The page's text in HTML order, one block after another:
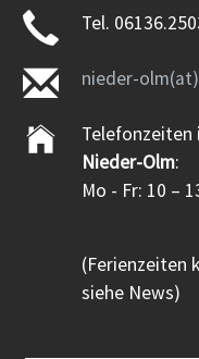
Tel.
nieder-
Telefonzeiten
Nieder-Olm:
Mo - Fr: 10 –
(Ferienzeiten
siehe News)